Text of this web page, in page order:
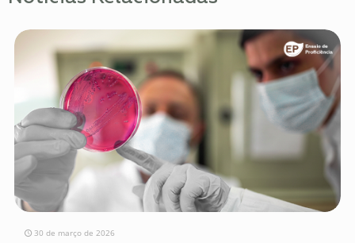
30 de março de 2026